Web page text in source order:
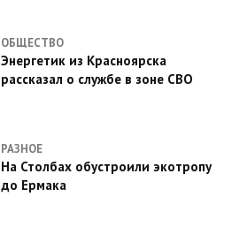
ОБЩЕСТВО
Энергетик из Красноярска
рассказал о службе в зоне СВО
РАЗНОЕ
На Столбах обустроили экотропу
до Ермака